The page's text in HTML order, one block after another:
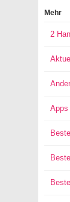
Mehr
2
Apps